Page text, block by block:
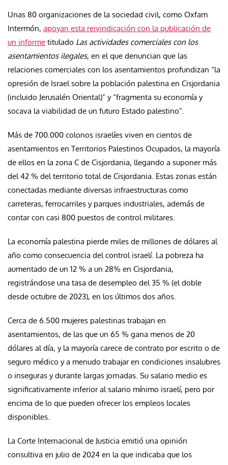
Unas 80 organizaciones de la sociedad civil, como Oxfam
Intermón, apoyan esta reivindicación con la publicación de
un informe titulado Las actividades comerciales con los
asentamientos ilegales, en el que denuncian que las
relaciones comerciales con los asentamientos profundizan “la
opresión de Israel sobre la población palestina en Cisjordania
(incluido Jerusalén Oriental)” y “fragmenta su economía y
socava la viabilidad de un futuro Estado palestino”.
Más de 700.000 colonos israelíes viven en cientos de
asentamientos en Territorios Palestinos Ocupados, la mayoría
de ellos en la zona C de Cisjordania, llegando a suponer más
del 42 % del territorio total de Cisjordania. Estas zonas están
conectadas mediante diversas infraestructuras como
carreteras, ferrocarriles y parques industriales, además de
contar con casi 800 puestos de control militares.
La economía palestina pierde miles de millones de dólares al
año como consecuencia del control israelí. La pobreza ha
aumentado de un 12 % a un 28% en Cisjordania,
registrándose una tasa de desempleo del 35 % (el doble
desde octubre de 2023), en los últimos dos años.
Cerca de 6.500 mujeres palestinas trabajan en
asentamientos, de las que un 65 % gana menos de 20
dólares al día, y la mayoría carece de contrato por escrito o de
seguro médico y a menudo trabajar en condiciones insalubres
o inseguras y durante largas jornadas. Su salario medio es
significativamente inferior al salario mínimo israelí, pero por
encima de lo que pueden ofrecer los empleos locales
disponibles.
La Corte Internacional de Justicia emitió una opinión
consultiva en julio de 2024 en la que indicaba que los